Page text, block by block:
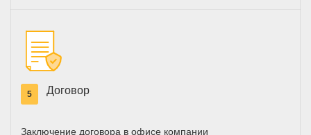
5 Договор
Заключение договора в офисе компании